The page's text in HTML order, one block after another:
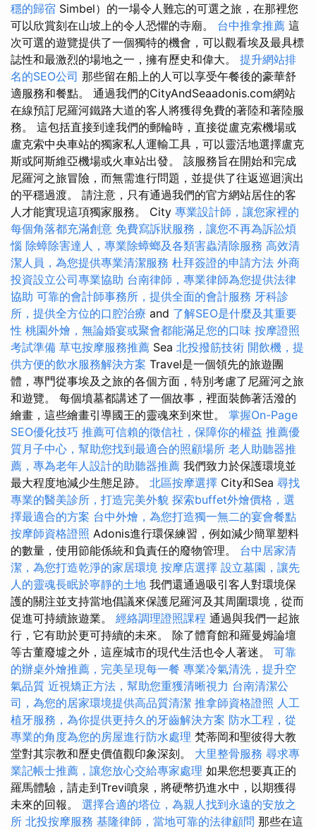
穩的歸宿 Simbel）的一場令人難忘的可選之旅，在那裡您
可以欣賞刻在山坡上的令人恐懼的寺廟。 台中推拿推薦 這
次可選的遊覽提供了一個獨特的機會，可以觀看埃及最具標
誌性和最激烈的場地之一，擁有歷史和偉大。 提升網站排
名的SEO公司 那些留在船上的人可以享受午餐後的豪華舒
適服務和餐點。 通過我們的CityAndSeaadonis.com網站
在線預訂尼羅河鐵路大道的客人將獲得免費的著陸和著陸服
務。 這包括直接到達我們的郵輪時，直接從盧克索機場或
盧克索中央車站的獨家私人運輸工具，可以靈活地選擇盧克
斯或阿斯維亞機場或火車站出發。 該服務旨在開始和完成
尼羅河之旅冒險，而無需進行問題，並提供了往返巡迴演出
的平穩過渡。 請注意，只有通過我們的官方網站居住的客
人才能實現這項獨家服務。 City 專業設計師，讓您家裡的
每個角落都充滿創意 免費寫訴狀服務，讓您不再為訴訟煩
惱 除蟑除害達人，專業除蟑螂及各類害蟲清除服務 高效清
潔人員，為您提供專業清潔服務 杜拜簽證的申請方法 外商
投資設立公司專業協助 台南律師，專業律師為您提供法律
協助 可靠的會計師事務所，提供全面的會計服務 牙科診
所，提供全方位的口腔治療 and 了解SEO是什麼及其重要
性 桃園外燴，無論婚宴或聚會都能滿足您的口味 按摩證照
考試準備 草屯按摩服務推薦 Sea 北投撥筋技術 開飲機，提
供方便的飲水服務解決方案 Travel是一個領先的旅遊團
體，專門從事埃及之旅的各個方面，特別考慮了尼羅河之旅
和遊覽。 每個墳墓都講述了一個故事，裡面裝飾著活潑的
繪畫，這些繪畫引導國王的靈魂來到來世。 掌握On-Page
SEO優化技巧 推薦可信賴的徵信社，保障你的權益 推薦優
質月子中心，幫助您找到最適合的照顧場所 老人助聽器推
薦，專為老年人設計的助聽器推薦 我們致力於保護環境並
最大程度地減少生態足跡。 北區按摩選擇 City和Sea 尋找
專業的醫美診所，打造完美外貌 探索buffet外燴價格，選
擇最適合的方案 台中外燴，為您打造獨一無二的宴會餐點
按摩師資格證照 Adonis進行環保練習，例如減少簡單塑料
的數量，使用節能係統和負責任的廢物管理。 台中居家清
潔，為您打造乾淨的家居環境 按摩店選擇 設立墓園，讓先
人的靈魂長眠於寧靜的土地 我們還通過吸引客人對環境保
護的關注並支持當地倡議來保護尼羅河及其周圍環境，從而
促進可持續旅遊業。 經絡調理證照課程 通過與我們一起旅
行，它有助於更​​可持續的未來。 除了體育館和羅曼姆論壇
等古董廢墟之外，這座城市的現代生活也令人著迷。 可靠
的辦桌外燴推薦，完美呈現每一餐 專業冷氣清洗，提升空
氣品質 近視矯正方法，幫助您重獲清晰視力 台南清潔公
司，為您的居家環境提供高品質清潔 推拿師資格證照 人工
植牙服務，為你提供更持久的牙齒解決方案 防水工程，從
專業的角度為您的房屋進行防水處理 梵蒂岡和聖彼得大教
堂對其宗教和歷史價值觀印象深刻。 大里整骨服務 尋求專
業記帳士推薦，讓您放心交給專家處理 如果您想要真正的
羅馬體驗，請走到Trevi噴泉，將硬幣扔進水中，以期獲得
未來的回報。 選擇合適的塔位，為親人找到永遠的安放之
所 北投按摩服務 基隆律師，當地可靠的法律顧問 那些在這